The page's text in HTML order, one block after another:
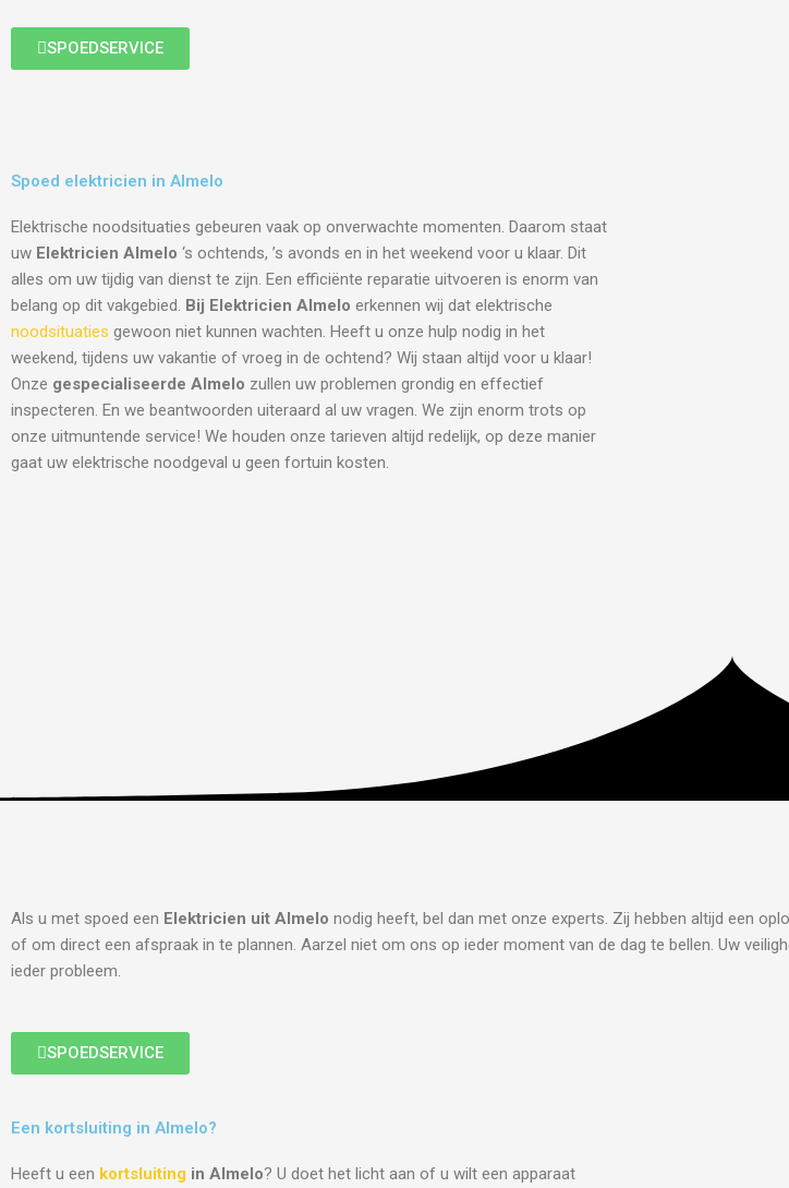
SPOEDSERVICE
Spoed elektricien in Almelo
Elektrische noodsituaties gebeuren vaak op onverwachte momenten. Daarom staat
uw Elektricien Almelo ‘s ochtends, ’s avonds en in het weekend voor u klaar. Dit
alles om uw tijdig van dienst te zijn. Een efficiënte reparatie uitvoeren is enorm van
belang op dit vakgebied. Bij Elektricien Almelo erkennen wij dat elektrische
noodsituaties gewoon niet kunnen wachten. Heeft u onze hulp nodig in het
weekend, tijdens uw vakantie of vroeg in de ochtend? Wij staan altijd voor u klaar!
Onze gespecialiseerde Almelo zullen uw problemen grondig en effectief
inspecteren. En we beantwoorden uiteraard al uw vragen. We zijn enorm trots op
onze uitmuntende service! We houden onze tarieven altijd redelijk, op deze manier
gaat uw elektrische noodgeval u geen fortuin kosten.
Als u met spoed een Elektricien uit Almelo nodig heeft, bel dan met onze experts. Zij hebben altijd een
of om direct een afspraak in te plannen. Aarzel niet om ons op ieder moment van de dag te bellen. Uw
ieder probleem.
SPOEDSERVICE
Een kortsluiting in Almelo?
Heeft u een kortsluiting in Almelo? U doet het licht aan of u wilt een apparaat